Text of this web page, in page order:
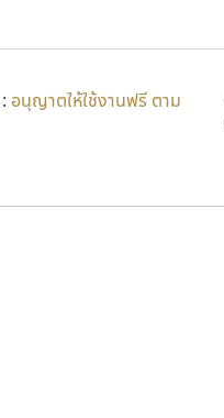
อนุญาตให้ใช้งานฟรี ตาม